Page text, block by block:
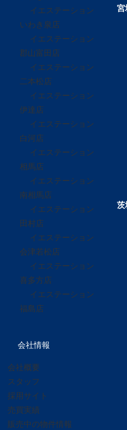
イエステーション
いわき泉店
イエステーション
郡山富田店
イエステーション
二本松店
イエステーション
伊達店
イエステーション
白河店
イエステーション
相馬店
イエステーション
南相馬店
イエステーション
田村店
イエステーション
会津若松店
イエステーション
喜多方店
イエステーション
福島店
宮
茨
会社情報
会社概要
スタッフ
採用サイト
売買実績
販売中の物件情報